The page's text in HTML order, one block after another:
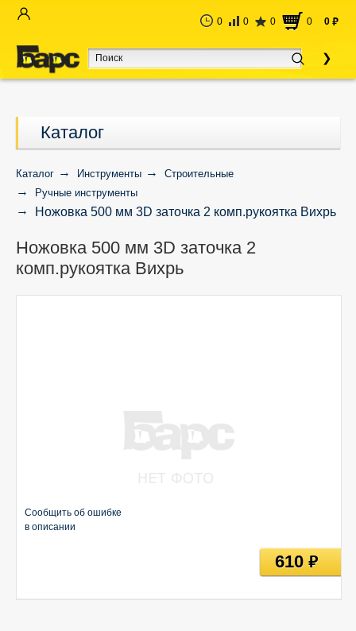
0 0 0 0 0 руб
Каталог
Каталог Инструменты
Строительные
Ручные инструменты
Ножовка 500 мм 3D заточка 2 комп.рукоятка Вихрь
Ножовка 500 мм 3D заточка 2
комп.рукоятка Вихрь
Сообщить об ошибке
в описании
610руб